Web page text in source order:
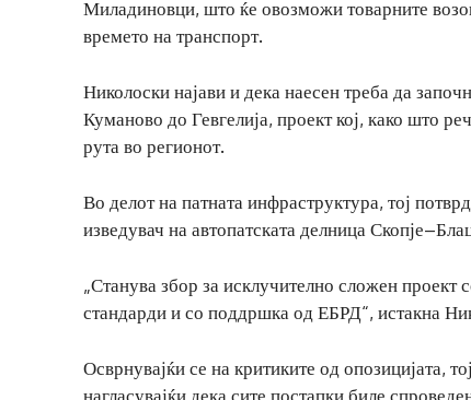
Миладиновци, што ќе овозможи товарните
времето на транспорт.
Николоски најави и дека наесен треба да
Куманово до Гевгелија, проект кој, како што
рута во регионот.
Во делот на патната инфраструктура, тој
изведувач на автопатската делница
„Станува збор за исклучително сложен проект
стандарди и со поддршка од ЕБРД“, истакна
Осврнувајќи се на критиките од опозицијата,
нагласувајќи дека сите постапки биле